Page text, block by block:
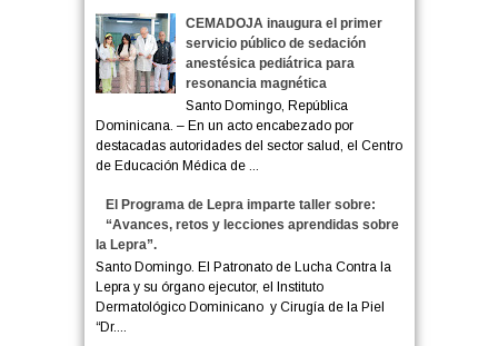
CEMADOJA inaugura el primer
servicio público de sedación
anestésica pediátrica para
resonancia magnética
Santo Domingo, República
Dominicana. – En un acto encabezado por
destacadas autoridades del sector salud, el Centro
de Educación Médica de ...
El Programa de Lepra imparte taller sobre:
“Avances, retos y lecciones aprendidas sobre
la Lepra”.
Santo Domingo. El Patronato de Lucha Contra la
Lepra y su órgano ejecutor, el Instituto
Dermatológico Dominicano y Cirugía de la Piel
“Dr....